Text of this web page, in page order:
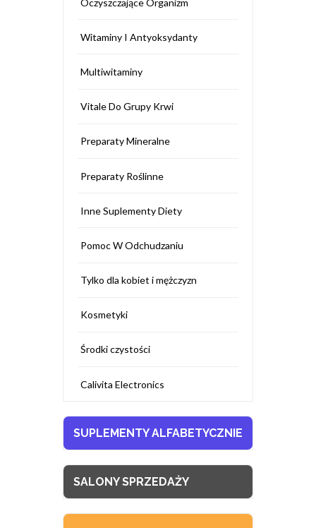
Witaminy I Antyoksydanty
Multiwitaminy
Vitale Do Grupy Krwi
Preparaty Mineralne
Preparaty Roślinne
Inne Suplementy Diety
Pomoc W Odchudzaniu
Tylko dla kobiet i mężczyzn
Kosmetyki
Środki czystości
Calivita Electronics
SUPLEMENTY ALFABETYCZNIE
SALONY SPRZEDAŻY